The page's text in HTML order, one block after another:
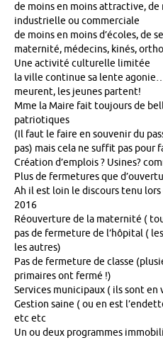
de moins en moins attractive, de
industrielle ou commerciale
de moins en moins d’écoles, de
maternité, médecins, kinés,
Une activité culturelle limitée
la ville continue sa lente
meurent, les jeunes partent!
Mme la Maire fait toujours de
patriotiques
(Il faut le faire en souvenir du
pas) mais cela ne suffit pas pour
Création d’emplois ? Usines?
Plus de fermetures que
Ah il est loin le discours tenu
2016
Réouverture de la maternité (
pas de fermeture de l’hôpital (
les autres)
Pas de fermeture de classe
primaires ont fermé !)
Services municipaux ( ils sont
Gestion saine ( ou en est
etc etc
Un ou deux programmes